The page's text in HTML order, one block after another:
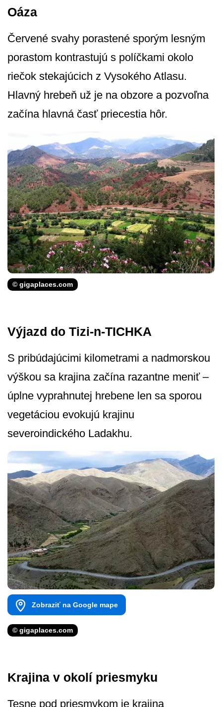
Oáza
Červené svahy porastené sporým lesným
porastom kontrastujú s políčkami okolo
riečok stekajúcich z Vysokého Atlasu.
Hlavný hrebeň už je na obzore a pozvoľna
začína hlavná časť priecestia hôr.
© gigaplaces.com
Výjazd do Tizi-n-TICHKA
S pribúdajúcimi kilometrami a nadmorskou
výškou sa krajina začína razantne meniť –
úplne vyprahnutej hrebene len sa sporou
vegetáciou evokujú krajinu
severoindického Ladakhu.
Zobraziť na Google mape
© gigaplaces.com
Krajina v okolí priesmyku
Tesne pod priesmykom je krajina